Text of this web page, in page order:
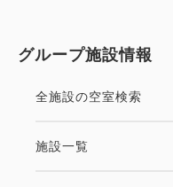
グループ施設情報
全施設の空室検索
施設一覧